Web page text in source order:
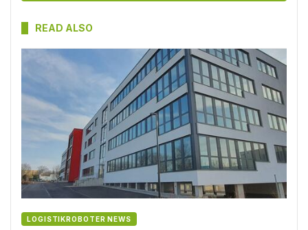
READ ALSO
LOGISTIKROBOTER NEWS